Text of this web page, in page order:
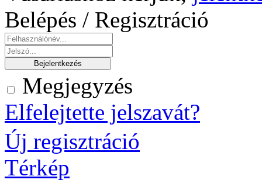
Belépés / Regisztráció
Megjegyzés
Elfelejtette jelszavát?
Új regisztráció
Térkép